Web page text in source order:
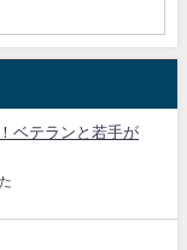
ベテランと若手が